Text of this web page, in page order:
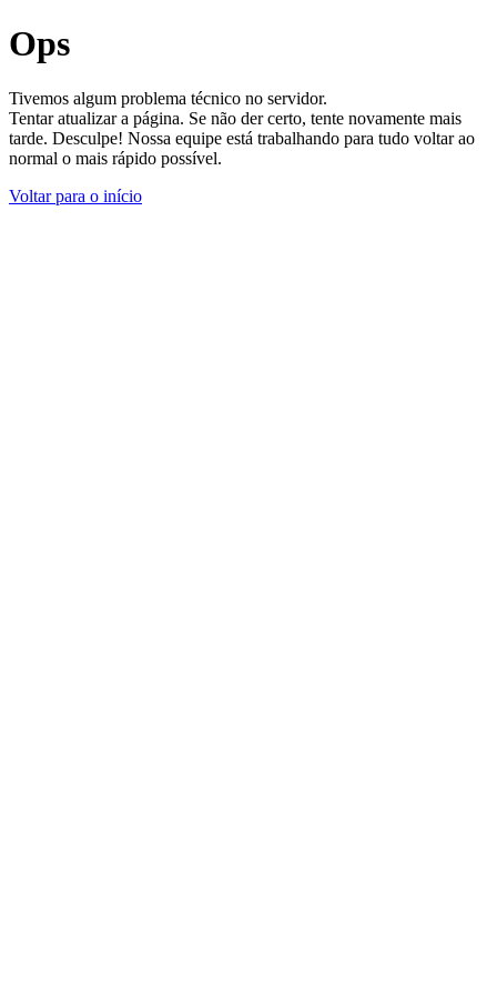
Ops
Tivemos algum problema técnico no servidor.
Tentar atualizar a página. Se não der certo, tente novamente mais
tarde. Desculpe! Nossa equipe está trabalhando para tudo voltar ao
normal o mais rápido possível.
Voltar para o início